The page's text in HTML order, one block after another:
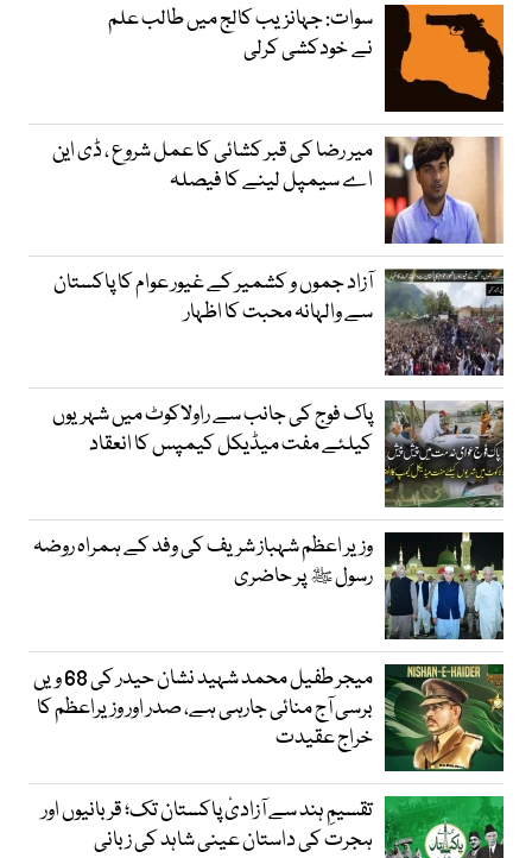
سوات: جہانزیب کالج میں طالب علم
نے خودکشی کرلی
میر رضا کی قبر کشائی کا عمل شروع ، ڈی این
اے سیمپل لینے کا فیصلہ
آزاد جموں و کشمیر کے غیور عوام کا پاکستان
سے والہانہ محبت کا اظہار
پاک فوج کی جانب سے راولاکوٹ میں شہریوں
کیلئے مفت میڈیکل کیمپس کا انعقاد
وزیر اعظم شہباز شریف کی وفد کے ہمراہ روضہ
رسول ﷺ پر حاضری
میجر طفیل محمد شہید نشان حیدر کی 68 ویں
برسی آج منائی جارہی ہے، صدر اور وزیراعظم کا
خراج عقیدت
تقسیمِ ہند سے آزادیٔ پاکستان تک؛ قربانیوں اور
ہجرت کی داستان عینی شاہد کی زبانی